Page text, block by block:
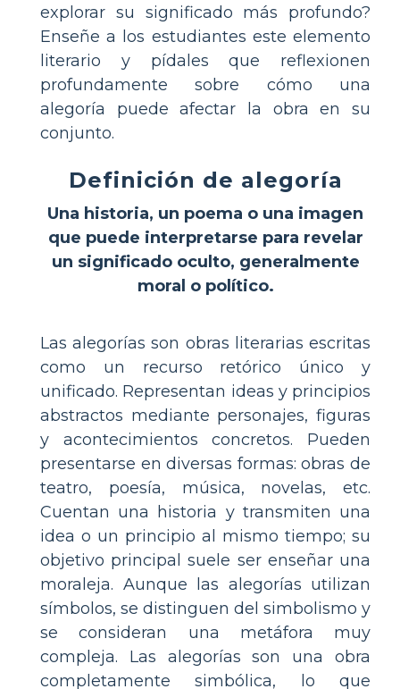
explorar su significado más profundo?
Enseñe a los estudiantes este elemento
literario y pídales que reflexionen
profundamente sobre cómo una
alegoría puede afectar la obra en su
conjunto.
Definición de alegoría
Una historia, un poema o una imagen
que puede interpretarse para revelar
un significado oculto, generalmente
moral o político.
Las alegorías son obras literarias escritas
como un recurso retórico único y
unificado. Representan ideas y principios
abstractos mediante personajes, figuras
y acontecimientos concretos. Pueden
presentarse en diversas formas: obras de
teatro, poesía, música, novelas, etc.
Cuentan una historia y transmiten una
idea o un principio al mismo tiempo; su
objetivo principal suele ser enseñar una
moraleja. Aunque las alegorías utilizan
símbolos, se distinguen del simbolismo y
se consideran una metáfora muy
compleja. Las alegorías son una obra
completamente simbólica, lo que